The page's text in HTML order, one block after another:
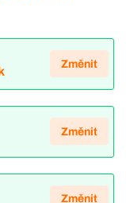
Změnit
Změnit
Změnit